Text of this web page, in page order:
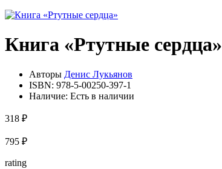
Книга «Ртутные сердца»
Авторы Денис Лукьянов
ISBN: 978-5-00250-397-1
Наличие: Есть в наличии
318 ₽
795 ₽
rating